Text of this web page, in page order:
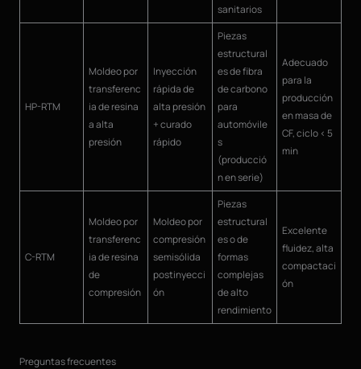
sanitarios
HP-RTM
Moldeo por
transferenc
ia de resina
a alta
presión
Inyección
rápida de
alta presión
+ curado
rápido
Piezas
estructural
es de fibra
de carbono
para
automóvile
s
(producció
n en serie)
Adecuado
para la
producción
en masa de
CF, ciclo < 5
min
C-RTM
Moldeo por
transferenc
ia de resina
de
compresión
Moldeo por
compresión
semisólida
postinyecci
ón
Piezas
estructural
es o de
formas
complejas
de alto
rendimiento
Excelente
fluidez, alta
compactaci
ón
Preguntas frecuentes